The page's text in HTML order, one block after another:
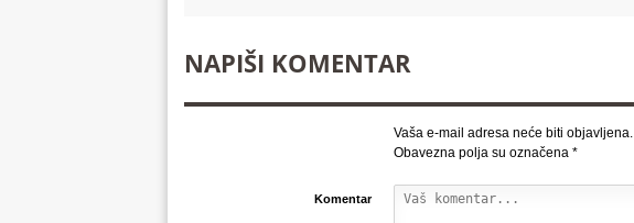
NAPIŠI KOMENTAR
Vaša e-mail adresa neće biti objavljena.
Obavezna polja su označena *
Komentar